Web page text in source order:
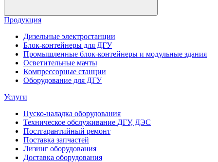
Продукция
Дизельные электростанции
Блок-контейнеры для ДГУ
Промышленные блок-контейнеры и модульные здания
Осветительные мачты
Компрессорные станции
Оборудование для ДГУ
Услуги
Пуско-наладка оборудования
Техническое обслуживание ДГУ, ДЭС
Постгарантийный ремонт
Поставка запчастей
Лизинг оборудования
Доставка оборудования